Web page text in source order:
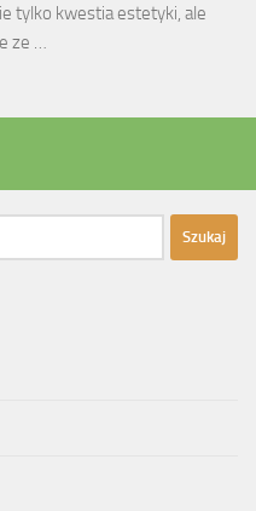
tylko kwestia estetyki, ale
ze …